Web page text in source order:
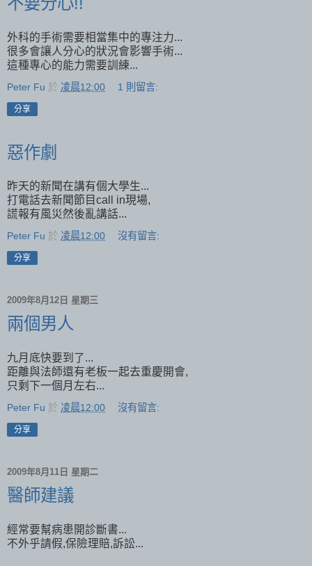
外科的手術需要相當集中的專注力...
很多會讓人分心的狀況會影響手術...
這種專心的能力需要訓練...
Peter Fu 於 凌晨12:00 1 則留言:
分享
惡作劇
昨天的新聞在講有個大學生...
打電話去新聞節目call in現場,
謊報有風災然後亂講話...
Peter Fu 於 凌晨12:00 沒有留言:
分享
2009年8月12日 星期三
兩個男人
九月底快要到了...
距離與法師還有老板一起去重慶開會,
只剩下一個月左右...
Peter Fu 於 凌晨12:00 沒有留言:
分享
2009年8月11日 星期二
醫師建議
經常要幫病患開診斷書...
不外乎請假,保險理賠,訴訟...